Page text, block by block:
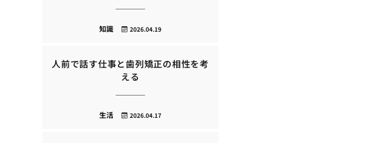
2026.04.19
知識
人前で話す仕事と歯列矯正の相性を考
える
2026.04.17
生活